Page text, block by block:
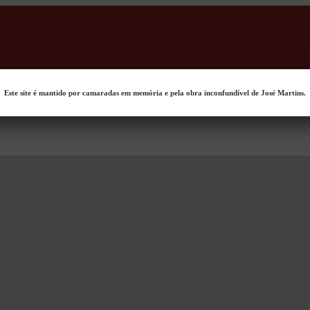
Este site é mantido por camaradas em memória e pela obra inconfundível de José Martins.